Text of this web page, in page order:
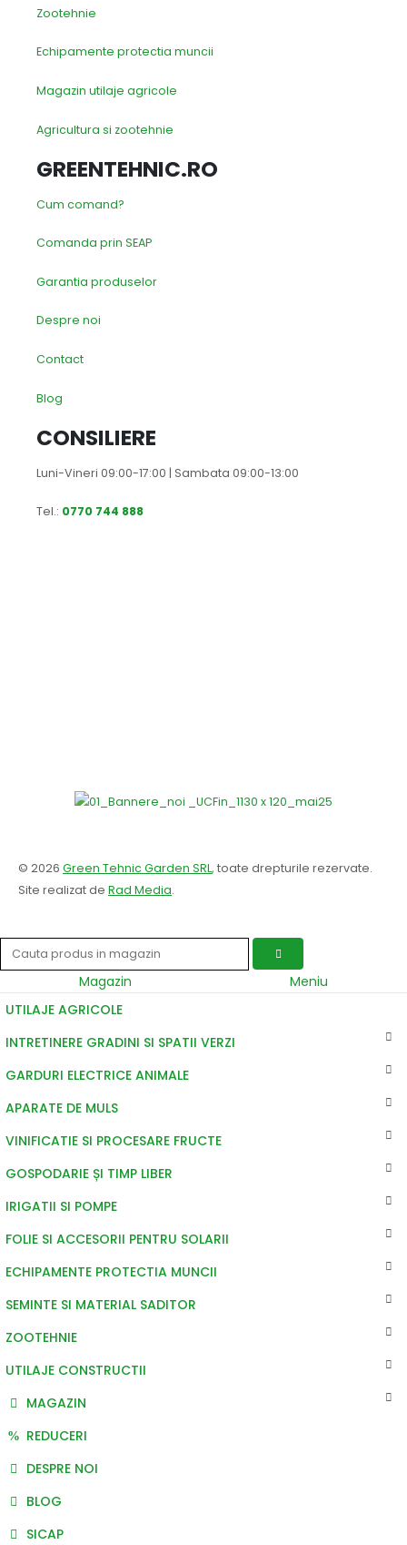
Zootehnie
Echipamente protectia muncii
Magazin utilaje agricole
Agricultura si zootehnie
GREENTEHNIC.RO
Cum comand?
Comanda prin SEAP
Garantia produselor
Despre noi
Contact
Blog
CONSILIERE
Luni-Vineri 09:00-17:00 | Sambata 09:00-13:00
Tel.: 0770 744 888
© 2026 Green Tehnic Garden SRL, toate drepturile rezervate.
Site realizat de Rad Media.
Magazin
Meniu
UTILAJE AGRICOLE
INTRETINERE GRADINI SI SPATII VERZI
GARDURI ELECTRICE ANIMALE
APARATE DE MULS
VINIFICATIE SI PROCESARE FRUCTE
GOSPODARIE ȘI TIMP LIBER
IRIGATII SI POMPE
FOLIE SI ACCESORII PENTRU SOLARII
ECHIPAMENTE PROTECTIA MUNCII
SEMINTE SI MATERIAL SADITOR
ZOOTEHNIE
UTILAJE CONSTRUCTII
MAGAZIN
REDUCERI
DESPRE NOI
BLOG
SICAP